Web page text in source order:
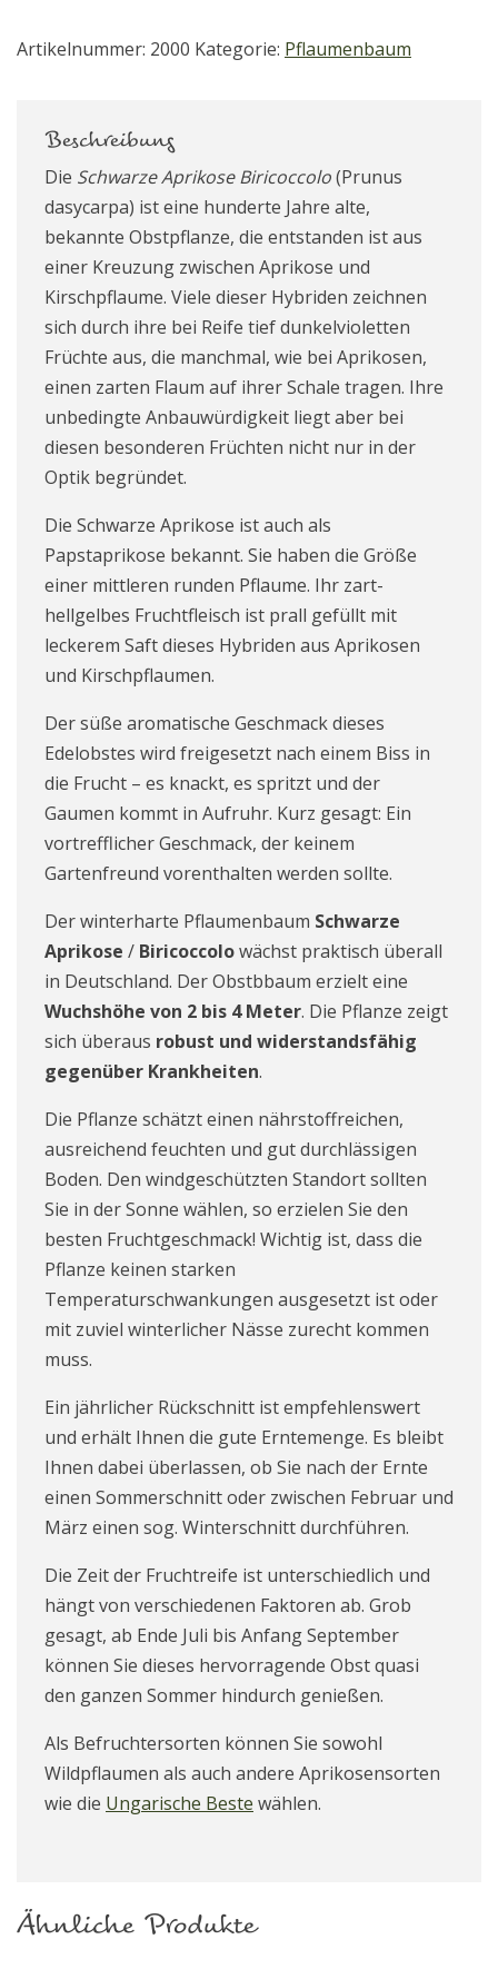
Artikelnummer: 2000 Kategorie: Pflaumenbaum
Beschreibung
Die Schwarze Aprikose Biricoccolo(Prunus
dasycarpa) ist eine hunderte Jahre alte,
bekannte Obstpflanze, die entstanden ist aus
einer Kreuzung zwischen Aprikose und
Kirschpflaume. Viele dieser Hybriden zeichnen
sich durch ihre bei Reife tief dunkelvioletten
Früchte aus, die manchmal, wie bei Aprikosen,
einen zarten Flaum auf ihrer Schale tragen. Ihre
unbedingte Anbauwürdigkeit liegt aber bei
diesen besonderen Früchten nicht nur in der
Optik begründet.
Die Schwarze Aprikose ist auch als
Papstaprikose bekannt. Sie haben die Größe
einer mittleren runden Pflaume. Ihr zart-
hellgelbes Fruchtfleisch ist prall gefüllt mit
leckerem Saft dieses Hybriden aus Aprikosen
und Kirschpflaumen.
Der süße aromatische Geschmack dieses
Edelobstes wird freigesetzt nach einem Biss in
die Frucht – es knackt, es spritzt und der
Gaumen kommt in Aufruhr. Kurz gesagt: Ein
vortrefflicher Geschmack, der keinem
Gartenfreund vorenthalten werden sollte.
Der winterharte Pflaumenbaum Schwarze
Aprikose / Biricoccolowächst praktisch überall
in Deutschland. Der Obstbbaum erzielt eine
Wuchshöhe von 2 bis 4 Meter. Die Pflanze zeigt
sich überaus robust und widerstandsfähig
gegenüber Krankheiten.
Die Pflanze schätzt einen nährstoffreichen,
ausreichend feuchten und gut durchlässigen
Boden. Den windgeschützten Standort sollten
Sie in der Sonne wählen, so erzielen Sie den
besten Fruchtgeschmack! Wichtig ist, dass die
Pflanze keinen starken
Temperaturschwankungen ausgesetzt ist oder
mit zuviel winterlicher Nässe zurecht kommen
muss.
Ein jährlicher Rückschnitt ist empfehlenswert
und erhält Ihnen die gute Erntemenge. Es bleibt
Ihnen dabei überlassen, ob Sie nach der Ernte
einen Sommerschnitt oder zwischen Februar und
März einen sog. Winterschnitt durchführen.
Die Zeit der Fruchtreife ist unterschiedlich und
hängt von verschiedenen Faktoren ab. Grob
gesagt, ab Ende Juli bis Anfang September
können Sie dieses hervorragende Obst quasi
den ganzen Sommer hindurch genießen.
Als Befruchtersorten können Sie sowohl
Wildpflaumen als auch andere Aprikosensorten
wie die Ungarische Beste wählen.
Ähnliche Produkte